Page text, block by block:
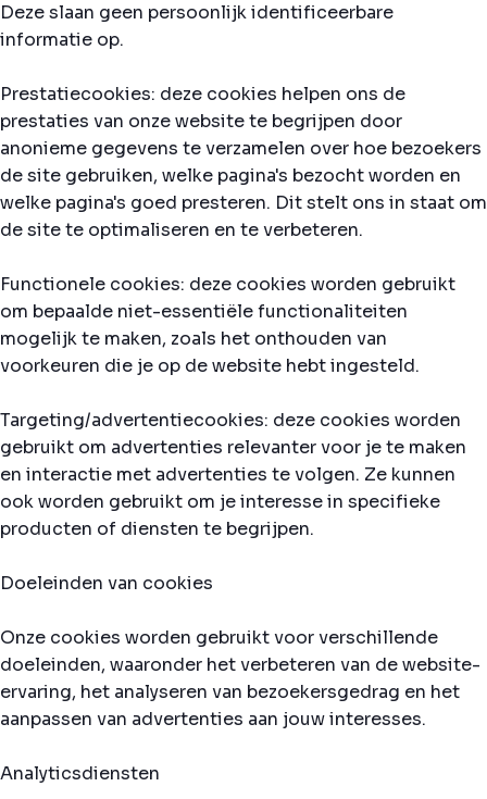
Deze slaan geen persoonlijk identificeerbare
informatie op.
Prestatiecookies: deze cookies helpen ons de
prestaties van onze website te begrijpen door
anonieme gegevens te verzamelen over hoe bezoekers
de site gebruiken, welke pagina's bezocht worden en
welke pagina's goed presteren. Dit stelt ons in staat om
de site te optimaliseren en te verbeteren.
Functionele cookies: deze cookies worden gebruikt
om bepaalde niet-essentiële functionaliteiten
mogelijk te maken, zoals het onthouden van
voorkeuren die je op de website hebt ingesteld.
Targeting/advertentiecookies: deze cookies worden
gebruikt om advertenties relevanter voor je te maken
en interactie met advertenties te volgen. Ze kunnen
ook worden gebruikt om je interesse in specifieke
producten of diensten te begrijpen.
Doeleinden van cookies
Onze cookies worden gebruikt voor verschillende
doeleinden, waaronder het verbeteren van de website-
ervaring, het analyseren van bezoekersgedrag en het
aanpassen van advertenties aan jouw interesses.
Analyticsdiensten